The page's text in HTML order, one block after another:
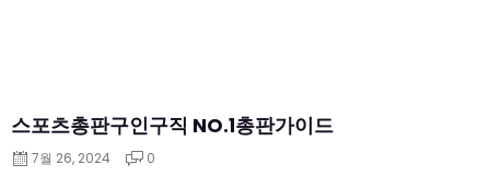
스포츠총판구인구직 NO.1총판가이드
7월 26, 2024 0